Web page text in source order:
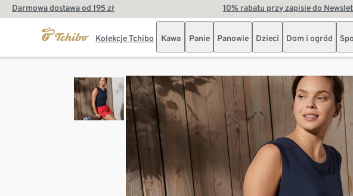
Darmowa dostawa od 195 zł 10% rabatu przy zapisie do
Kolekcje Tchibo Kawa Panie Panowie Dzieci Dom i ogród